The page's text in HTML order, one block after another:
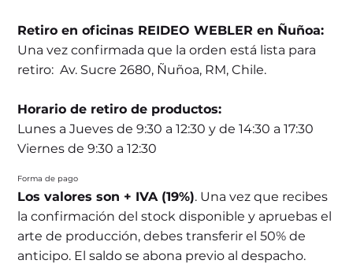
Retiro en oficinas REIDEO WEBLER en Ñuñoa:
Una vez confirmada que la orden está lista para
retiro: Av. Sucre 2680, Ñuñoa, RM, Chile.
Horario de retiro de productos:
Lunes a Jueves de 9:30 a 12:30 y de 14:30 a 17:30
Viernes de 9:30 a 12:30
Forma de pago
Los valores son + IVA (19%). Una vez que recibes
la confirmación del stock disponible y apruebas el
arte de producción, debes transferir el 50% de
anticipo. El saldo se abona previo al despacho.